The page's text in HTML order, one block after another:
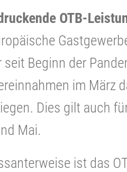
OTB-
seit Beginn der
im März
Dies gilt auch
Mai.
ist das